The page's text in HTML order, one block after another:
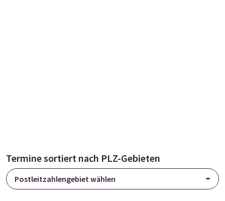
Termine sortiert nach PLZ-Gebieten
Postleitzahlengebiet wählen